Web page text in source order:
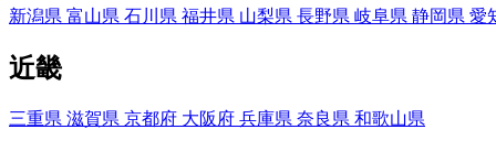
新潟県 富山県 石川県 福井県 山梨県 長野県 岐阜県 静岡県 愛
近畿
三重県 滋賀県 京都府 大阪府 兵庫県 奈良県 和歌山県